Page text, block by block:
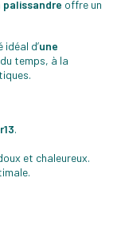
palissandre offre un
idéal d’une
temps, à la
.
et chaleureux.